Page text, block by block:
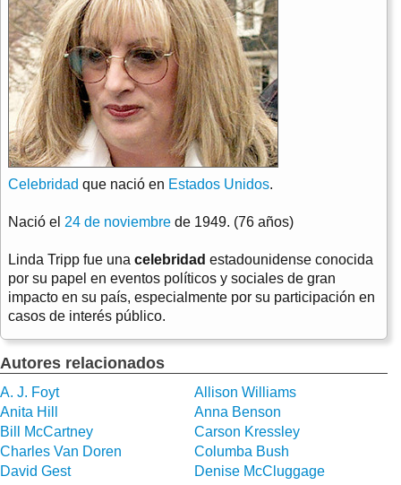
Celebridad que nació en Estados Unidos.
Nació el 24 de noviembre de 1949. (76 años)
Linda Tripp fue una celebridad estadounidense conocida
por su papel en eventos políticos y sociales de gran
impacto en su país, especialmente por su participación en
casos de interés público.
Autores relacionados
A. J. Foyt
Allison Williams
Anita Hill
Anna Benson
Bill McCartney
Carson Kressley
Charles Van Doren
Columba Bush
David Gest
Denise McCluggage